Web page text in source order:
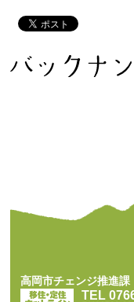
高岡市チェンジ推進課
TEL